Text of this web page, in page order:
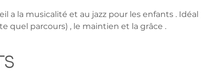
a la musicalité et au jazz pour les enfants .
quel parcours) , le maintien et la grâce .